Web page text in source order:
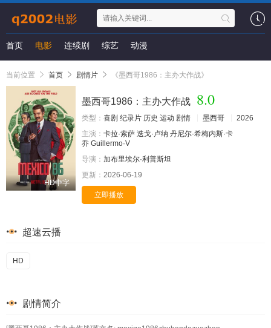
首页 电影 连续剧 综艺 动漫
当前位置 首页 剧情片 《墨西哥1986：主办大作战》
HD中字
墨西哥1986：主办大作战 8.0
类型： 喜剧 纪录片 历史 运动 剧情 墨西哥
2026
主演： 卡拉·索萨 迭戈·卢纳 丹尼尔·希梅内斯·卡
乔 Guillermo·V
导演： 加布里埃尔·利普斯坦
更新： 2026-06-19
立即播放
超速云播
HD
剧情简介